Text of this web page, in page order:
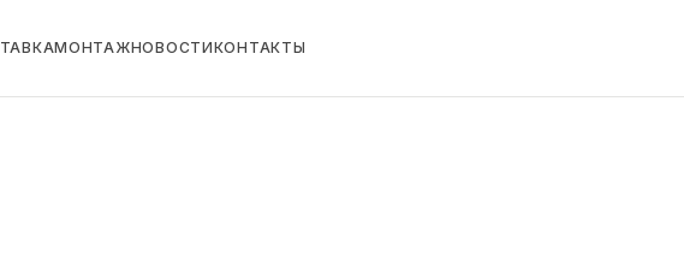
МОНТАЖНОВОСТИКОНТАКТЫ